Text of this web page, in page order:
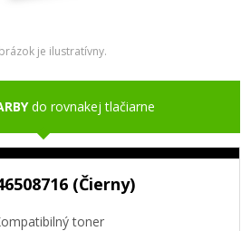
je ilustratívny.
do rovnakej tlačiarne
(Čierny)
toner